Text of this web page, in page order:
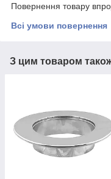
Повернення товару
Всі умови повернення
З цим товаром